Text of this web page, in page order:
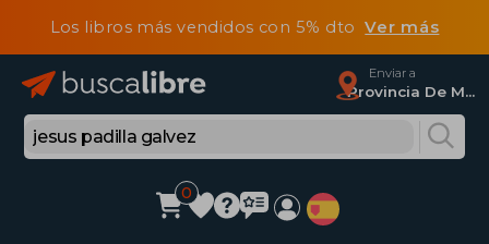
Los libros más vendidos con 5% dtoVer más
Enviar a
Provincia De Madrid
0